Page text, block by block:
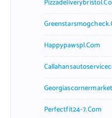
Happypawspl.com
Perfectfit24-7.com